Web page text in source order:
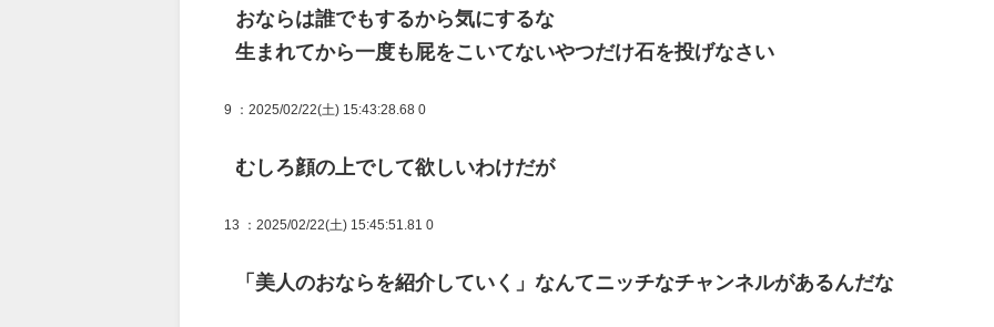
おならは誰でもするから気にするな
生まれてから一度も屁をこいてないやつだけ石を投げなさい
9 ：2025/02/22(土) 15:43:28.68 0
むしろ顔の上でして欲しいわけだが
13 ：2025/02/22(土) 15:45:51.81 0
「美人のおならを紹介していく」なんてニッチなチャンネルがあるんだな